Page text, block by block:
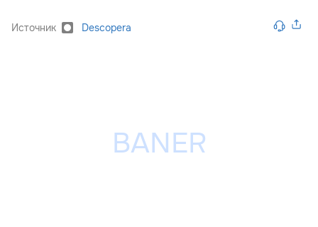
Источник Descopera